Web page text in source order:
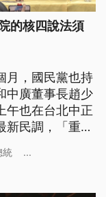
的核四說法須
月，國民黨也持
中廣董事長趙少
午也在台北中正
新民調，「重啟
」的數據也開
統 ...